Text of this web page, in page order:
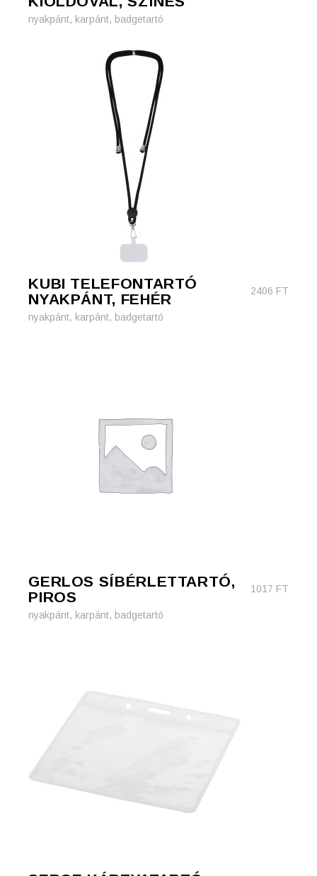
nyakpánt, karpánt, badgetartó
KUBI TELEFONTARTÓ
NYAKPÁNT, FEHÉR
2406 FT
nyakpánt, karpánt, badgetartó
GERLOS SÍBÉRLETTARTÓ,
PIROS
1017 FT
nyakpánt, karpánt, badgetartó